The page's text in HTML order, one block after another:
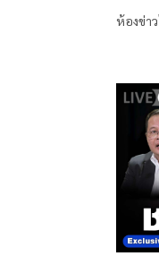
ห้องข่า